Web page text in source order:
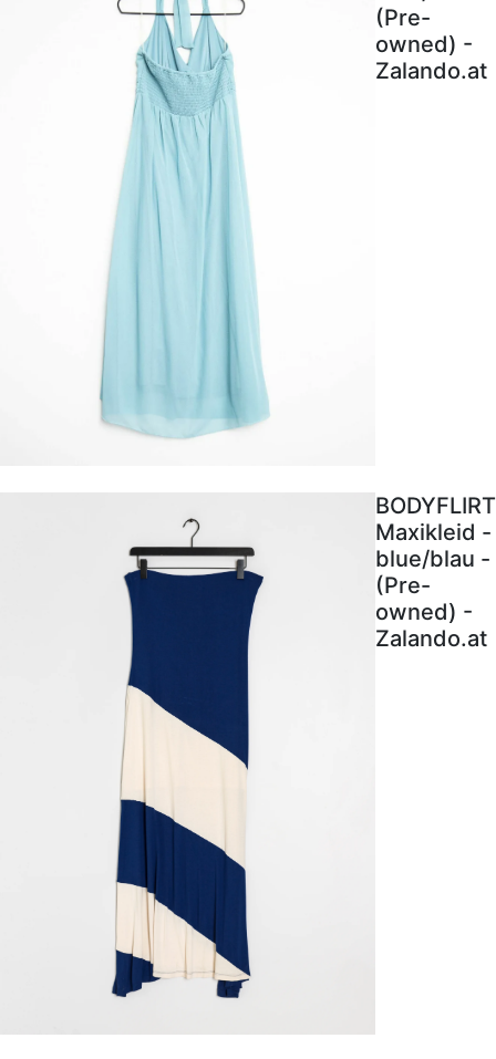
(Pre-
owned) -
Zalando.at
BODYFLIRT
Maxikleid -
blue/blau -
(Pre-
owned) -
Zalando.at